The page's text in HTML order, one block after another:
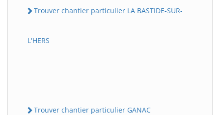
Trouver chantier particulier LA BASTIDE-SUR-
L'HERS
Trouver chantier particulier GANAC